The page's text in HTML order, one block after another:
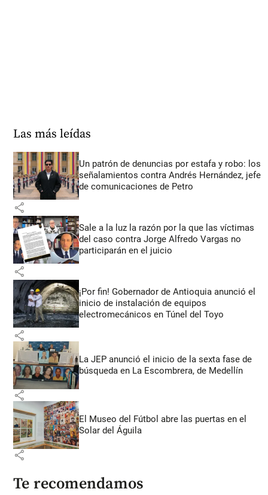
Las más leídas
Un patrón de denuncias por estafa y robo: los
señalamientos contra Andrés Hernández, jefe
de comunicaciones de Petro
share
Sale a la luz la razón por la que las víctimas
del caso contra Jorge Alfredo Vargas no
participarán en el juicio
share
¡Por fin! Gobernador de Antioquia anunció el
inicio de instalación de equipos
electromecánicos en Túnel del Toyo
share
La JEP anunció el inicio de la sexta fase de
búsqueda en La Escombrera, de Medellín
share
El Museo del Fútbol abre las puertas en el
Solar del Águila
share
Te recomendamos